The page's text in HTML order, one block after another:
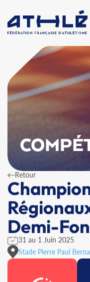
Retour
Demi-
31 au 1 Juin 2025
Stade Pierre Paul